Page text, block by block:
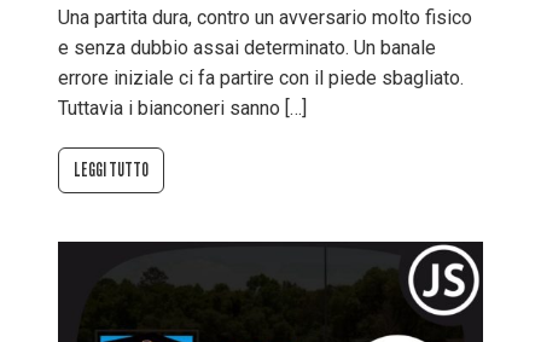
Una partita dura, contro un avversario molto fisico
e senza dubbio assai determinato. Un banale
errore iniziale ci fa partire con il piede sbagliato.
Tuttavia i bianconeri sanno […]
LEGGI TUTTO